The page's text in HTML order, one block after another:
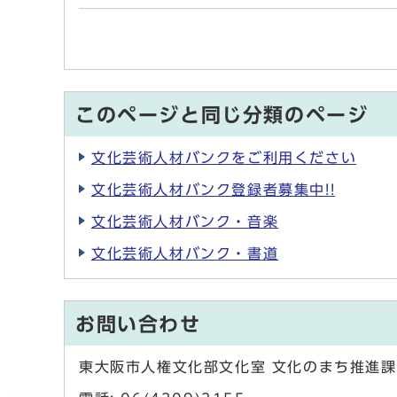
このページと同じ分類のページ
文化芸術人材バンクをご利用ください
文化芸術人材バンク登録者募集中!!
文化芸術人材バンク・音楽
文化芸術人材バンク・書道
お問い合わせ
東大阪市人権文化部文化室 文化のまち推進課